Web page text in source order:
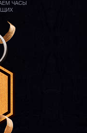
ЧАСЫ